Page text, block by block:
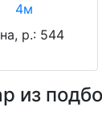
4м
р.: 544
из